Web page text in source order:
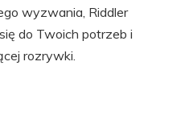
wyzwania, Riddler
do Twoich potrzeb i
rozrywki.